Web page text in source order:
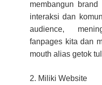
membangun brand
interaksi dan
audience,
fanpages kita dan
mouth alias getok
2. Miliki Website